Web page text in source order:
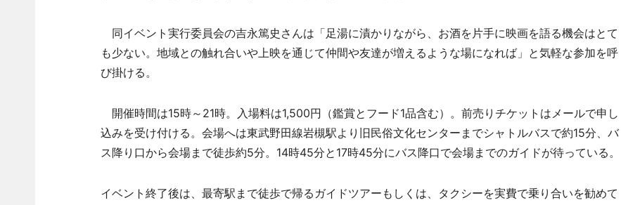
同イベント実行委員会の吉永篤史さんは「足湯に漬かりながら、お酒を片手に映画を語る機会はとて
も少ない。地域との触れ合いや上映を通じて仲間や友達が増えるような場になれば」と気軽な参加を呼
び掛ける。
開催時間は15時～21時。入場料は1,500円（鑑賞とフード1品含む）。前売りチケットはメールで申し
込みを受け付ける。会場へは東武野田線岩槻駅より旧民俗文化センターまでシャトルバスで約15分、バ
ス降り口から会場まで徒歩約5分。14時45分と17時45分にバス降口で会場までのガイドが待っている。
イベント終了後は、最寄駅まで徒歩で帰るガイドツアーもしくは、タクシーを実費で乗り合いを勧めて